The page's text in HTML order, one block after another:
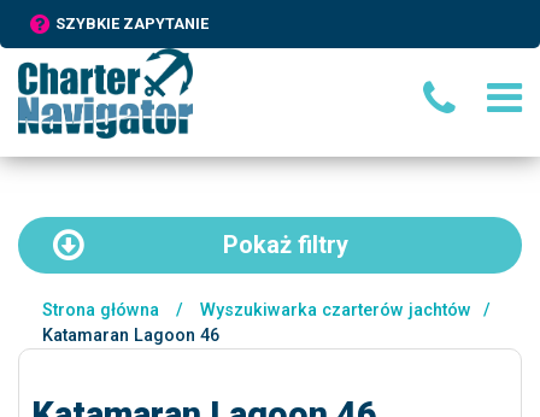
SZYBKIE ZAPYTANIE
Pokaż filtry
Strona główna / Wyszukiwarka czarterów jachtów
/
Katamaran Lagoon 46